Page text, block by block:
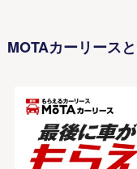
MOTAカーリース